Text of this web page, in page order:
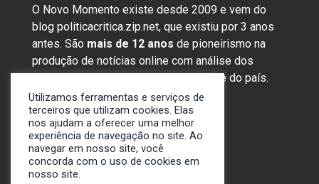
O Novo Momento existe desde 2009 e vem do
blog politicacritica.zip.net, que existiu por 3 anos
antes. São mais de 12 anos de pioneirismo na
produção de notícias online com análise dos
assuntos mais importantes da região e do país.
Sobre nós
Anunciar
Contato
Utilizamos ferramentas e serviços de
terceiros que utilizam cookies. Elas
nos ajudam a oferecer uma melhor
experiência de navegação no site. Ao
navegar em nosso site, você
concorda com o uso de cookies em
nosso site.